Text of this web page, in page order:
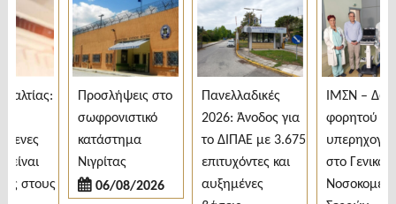
στους
Προσλήψεις στο
σωφρονιστικό
κατάστημα
Νιγρίτας
06/08/2026
Πανελλαδικές
2026: Άνοδος για
το ΔΙΠΑΕ με 3.675
επιτυχόντες και
αυξημένες
ΙΜΣΝ – Δωρεά
φορητού
στο Γενικό
Νοσοκομείο